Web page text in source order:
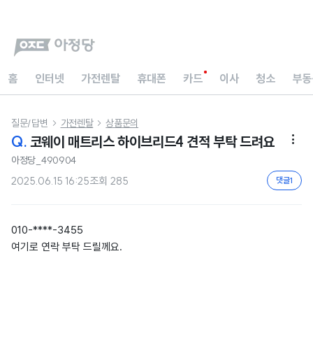
홈 인터넷 가전렌탈 휴대폰 카드 이사 청소 부
질문/답변  가전렌탈  상품문의
Q. 코웨이 매트리스 하이브리드4 견적 부탁 드려요 
아정당_490904
2025.06.15 16:25조회 285 댓글1
010-****-3455
여기로 연락 부탁 드릴께요.